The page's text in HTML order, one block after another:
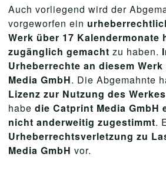
Auch vorliegend wird der
vorgeworfen ein
Werk über 17 Kalendermonate
zugänglich gemacht zu haben.
Urheberrechte an diesem
Media GmbH. Die Abgemahnte
Lizenz zur Nutzung des Werkes
habe die Catprint Media GmbH
nicht anderweitig zugestimmt.
Urheberrechtsverletzung zu
Media GmbH vor.